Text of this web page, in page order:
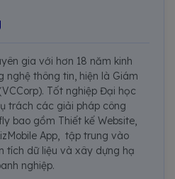
gia với hơn 18 năm kinh
nghệ thông tin, hiện là Giám
Tốt nghiệp Đại học
trách các giải pháp công
bao gồm Thiết kế Website,
App, tập trung vào
tích dữ liệu và xây dựng hạ
nghiệp.